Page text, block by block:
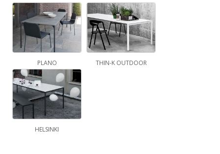
PLANO THIN-K OUTDOOR
HELSINKI